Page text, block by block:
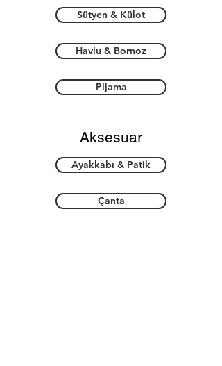
Sütyen & Külot
Havlu & Bornoz
Pijama
Aksesuar
Ayakkabı & Patik
Çanta